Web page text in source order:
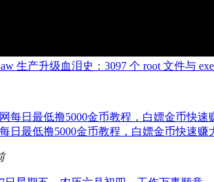
生产升级血泪史：3097 个 root 文件与
日最低撸5000金币教程，白嫖金币快速赚